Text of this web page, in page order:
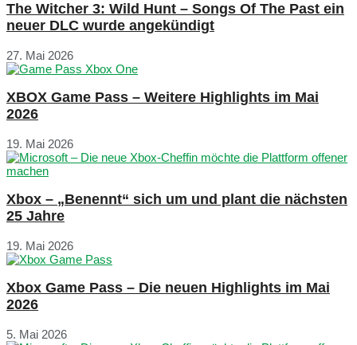
The Witcher 3: Wild Hunt – Songs Of The Past ein
neuer DLC wurde angekündigt
27. Mai 2026
XBOX Game Pass – Weitere Highlights im Mai
2026
19. Mai 2026
Xbox – „Benennt“ sich um und plant die nächsten
25 Jahre
19. Mai 2026
Xbox Game Pass – Die neuen Highlights im Mai
2026
5. Mai 2026